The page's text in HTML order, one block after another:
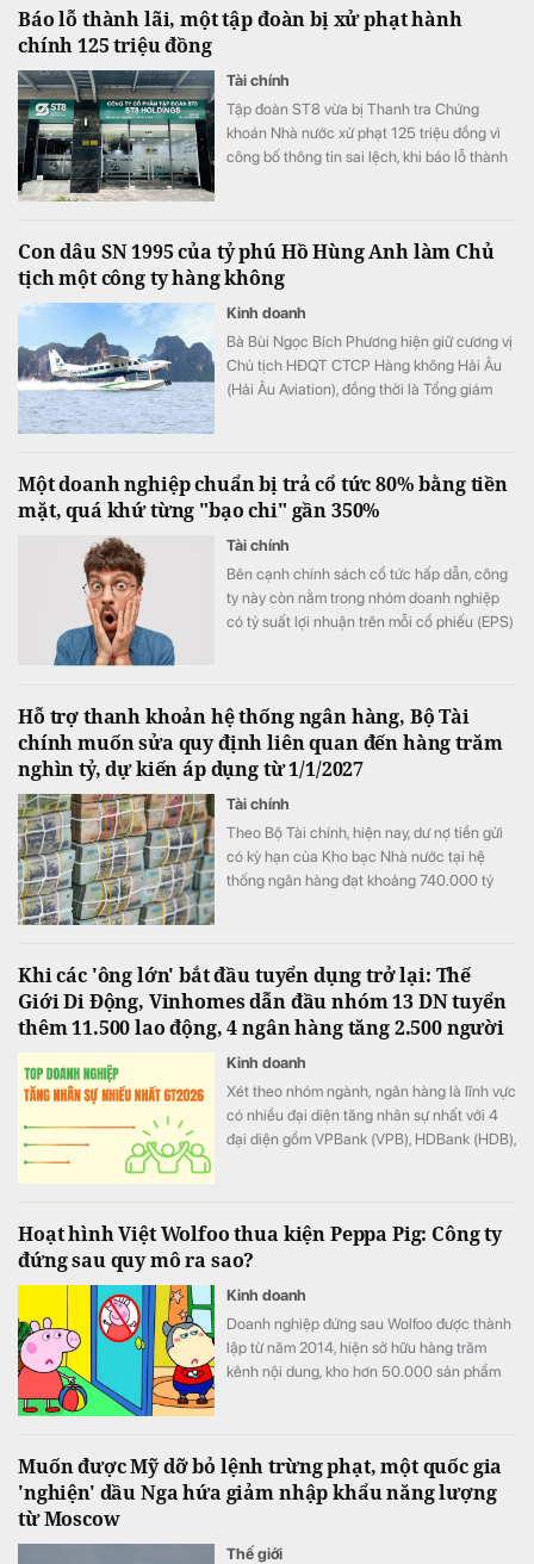
chính khiến chi phí quản lý doanh nghiệp
Báo lỗ thành lãi, một tập đoàn bị xử phạt hành
chính 125 triệu đồng
Tài chính
Tập đoàn ST8 vừa bị Thanh tra Chứng
khoán Nhà nước xử phạt 125 triệu đồng vì
công bố thông tin sai lệch, khi báo lỗ thành
Con dâu SN 1995 của tỷ phú Hồ Hùng Anh làm Chủ
tịch một công ty hàng không
Kinh doanh
Bà Bùi Ngọc Bích Phương hiện giữ cương vị
Chủ tịch HĐQT CTCP Hàng không Hải Âu
(Hải Âu Aviation), đồng thời là Tổng giám
Một doanh nghiệp chuẩn bị trả cổ tức 80% bằng tiền
mặt, quá khứ từng "bạo chi" gần 350%
Tài chính
Bên cạnh chính sách cổ tức hấp dẫn, công
ty này còn nằm trong nhóm doanh nghiệp
có tỷ suất lợi nhuận trên mỗi cổ phiếu (EPS)
Hỗ trợ thanh khoản hệ thống ngân hàng, Bộ Tài
chính muốn sửa quy định liên quan đến hàng trăm
nghìn tỷ, dự kiến áp dụng từ 1/1/2027
Tài chính
Theo Bộ Tài chính, hiện nay, dư nợ tiền gửi
có kỳ hạn của Kho bạc Nhà nước tại hệ
thống ngân hàng đạt khoảng 740.000 tỷ
Khi các 'ông lớn' bắt đầu tuyển dụng trở lại: Thế
Giới Di Động, Vinhomes dẫn đầu nhóm 13 DN tuyển
thêm 11.500 lao động, 4 ngân hàng tăng 2.500 người
Kinh doanh
Xét theo nhóm ngành, ngân hàng là lĩnh vực
có nhiều đại diện tăng nhân sự nhất với 4
đại diện gồm VPBank (VPB), HDBank (HDB),
Hoạt hình Việt Wolfoo thua kiện Peppa Pig: Công ty
đứng sau quy mô ra sao?
Kinh doanh
Doanh nghiệp đứng sau Wolfoo được thành
lập từ năm 2014, hiện sở hữu hàng trăm
kênh nội dung, kho hơn 50.000 sản phẩm
Muốn được Mỹ dỡ bỏ lệnh trừng phạt, một quốc gia
'nghiện' dầu Nga hứa giảm nhập khẩu năng lượng
từ Moscow
Thế giới